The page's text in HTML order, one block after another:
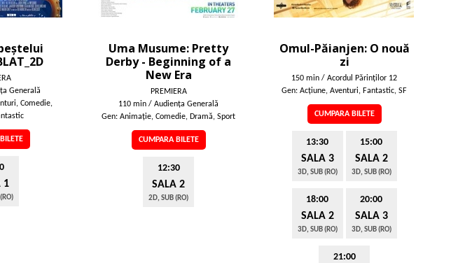
Generală
Comedie,
1
Uma Musume: Pretty
Derby - Beginning of a
New Era
PREMIERA
110 min / Audienţa Generală
Gen: Animaţie, Comedie, Dramă, Sport
CUMPARA BILETE
12:30
SALA 2
2D, SUB (RO)
Omul-Păianjen: O nouă
zi
150 min / Acordul Părinţilor 12
Gen: Acţiune, Aventuri, Fantastic, SF
CUMPARA BILETE
13:30
SALA 3
3D, SUB (RO)
15:00
SALA 2
3D, SUB (RO)
18:00
SALA 2
3D, SUB (RO)
20:00
SALA 3
3D, SUB (RO)
21:00